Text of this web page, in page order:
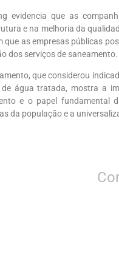
evidencia que as
e na melhoria da
que as empresas públicas
dos serviços de saneamento.
que considerou
água tratada, mostra a
e o papel fundamental
da população e a